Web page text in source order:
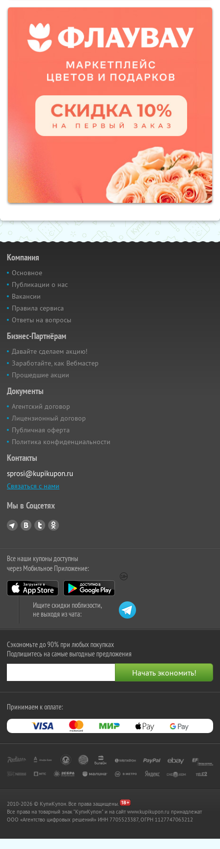
Компания
Основное
Публикации о нас
Вакансии
Правила сервиса
Ответы на вопросы
Бизнес-Партнёрам
Давайте сделаем акцию!
Заработайте, как Вебмастер
Прошедшие акции
Документы
Агентский договор
Лицензионный договор
Публичная оферта
Политика конфиденциальности
Контакты
sprosi@kupikupon.ru
Связаться с нами
Мы в Соцсетях
Все наши купоны доступны
через Мобильное Приложение:
Ищите скидки поблизости,
не выходя из чата:
Сэкономьте до 90% при любых покупках
Подпишитесь на самые выгодные предложения
Принимаем к оплате:
2010-2026 © КупиКупон. Все права защищены.
Все права на товарный знак "КупиКупон" и на сайт www.kupikupon.ru принадлежат
OOO «Агентство цифровых решений» ИНН 7705523387, ОГРН 1127747063212